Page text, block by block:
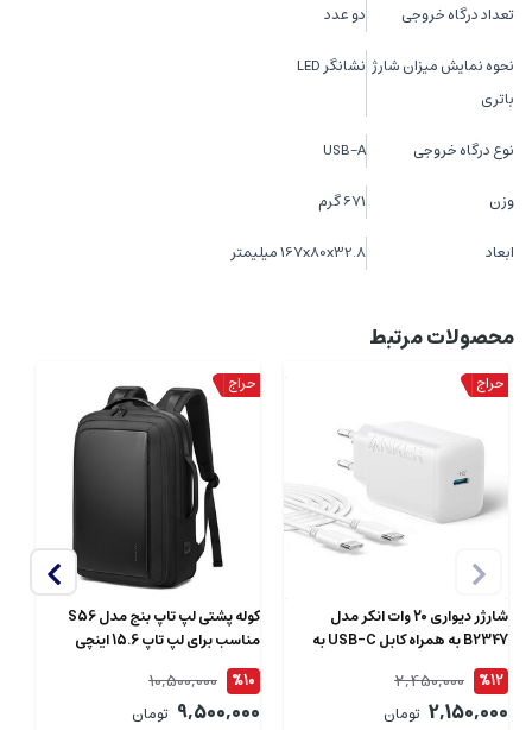
تعداد درگاه خروجی دو عدد
نحوه نمایش میزان شارژ
باتری
نشانگر LED
نوع درگاه خروجی USB-A
وزن 671 گرم
ابعاد 167x80x32.8 میلیمتر
محصولات مرتبط
شارژر دیواری 20 وات انکر مدل
B2347 به همراه کابل USB-C به
طول 1.5 متر
%12
2,450,000
2,150,000 تومان
کوله پشتی لپ تاپ بنج مدل S56
مناسب برای لپ تاپ 15.6 اینچی
%10
10,500,000
9,500,000 تومان